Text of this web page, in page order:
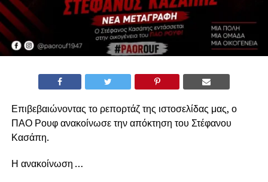
Επιβεβαιώνοντας το ρεπορτάζ της ιστοσελίδας μας, ο
ΠΑΟ Ρουφ ανακοίνωσε την απόκτηση του Στέφανου
Κασάπη.
Η ανακοίνωση …